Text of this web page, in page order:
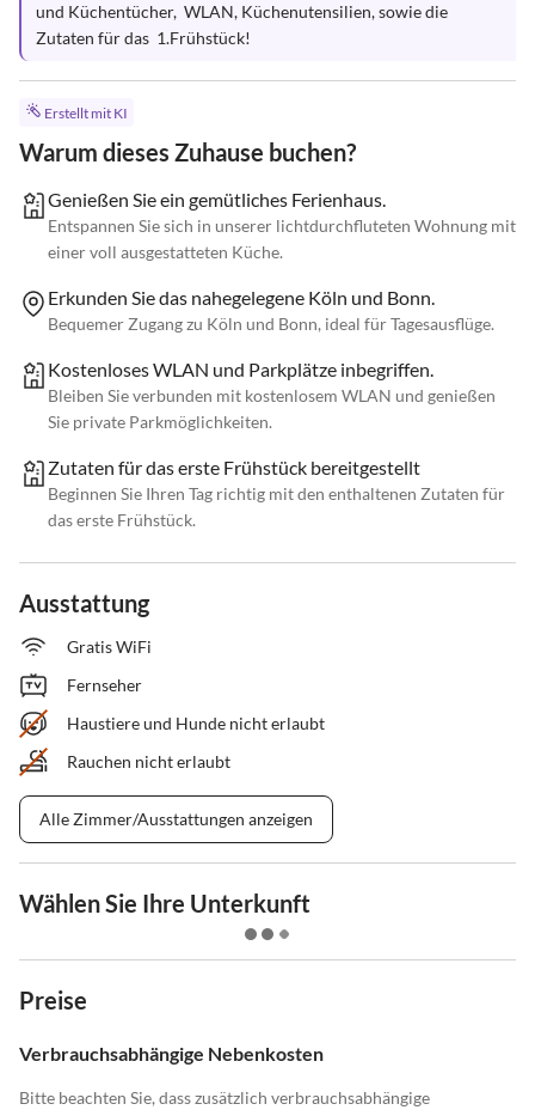
und Küchentücher,  WLAN, Küchenutensilien, sowie die
Zutaten für das  1.Frühstück!
Erstellt mit KI
Warum dieses Zuhause buchen?
Genießen Sie ein gemütliches Ferienhaus.
Entspannen Sie sich in unserer lichtdurchfluteten Wohnung mit
einer voll ausgestatteten Küche.
Erkunden Sie das nahegelegene Köln und Bonn.
Bequemer Zugang zu Köln und Bonn, ideal für Tagesausflüge.
Kostenloses WLAN und Parkplätze inbegriffen.
Bleiben Sie verbunden mit kostenlosem WLAN und genießen
Sie private Parkmöglichkeiten.
Zutaten für das erste Frühstück bereitgestellt
Beginnen Sie Ihren Tag richtig mit den enthaltenen Zutaten für
das erste Frühstück.
Ausstattung
Gratis WiFi
Fernseher
Haustiere und Hunde nicht erlaubt
Rauchen nicht erlaubt
Alle Zimmer/Ausstattungen anzeigen
Wählen Sie Ihre Unterkunft
Preise
Verbrauchsabhängige Nebenkosten
Bitte beachten Sie, dass zusätzlich verbrauchsabhängige